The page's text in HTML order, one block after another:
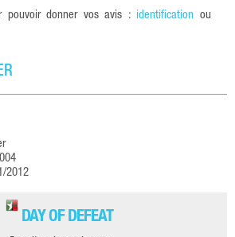
pouvoir donner vos avis : identification ou
2012
DAY OF DEFEAT